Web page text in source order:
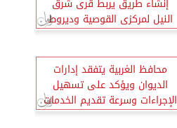
إنشاء طريق يربط قرى شرق
النيل لمركزى القوصية وديروط
محافظ الغربية يتفقد إدارات
الديوان ويؤكد على تسهيل
الإجراءات وسرعة تقديم الخدمات
للمواطنين